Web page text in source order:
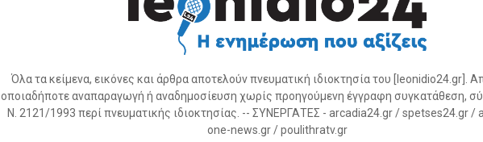
Όλα τα κείμενα, εικόνες και άρθρα αποτελούν πνευματική ιδιοκτησία του [leonidio24.gr].
οποιαδήποτε αναπαραγωγή ή αναδημοσίευση χωρίς προηγούμενη έγγραφη συγκατάθεση,
Ν. 2121/1993 περί πνευματικής ιδιοκτησίας. -- ΣΥΝΕΡΓΑΤΕΣ - arcadia24.gr / spetses24.gr /
one-news.gr / poulithratv.gr